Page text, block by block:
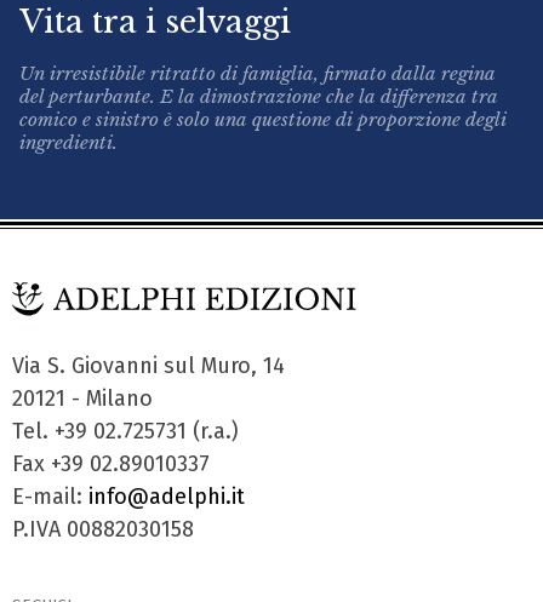
Vita tra i selvaggi
Un irresistibile ritratto di famiglia, firmato dalla regina
del perturbante. E la dimostrazione che la differenza tra
comico e sinistro è solo una questione di proporzione degli
ingredienti.
Via S. Giovanni sul Muro, 14
20121 - Milano
Tel. +39 02.725731 (r.a.)
Fax +39 02.89010337
E-mail: info@adelphi.it
P.IVA 00882030158